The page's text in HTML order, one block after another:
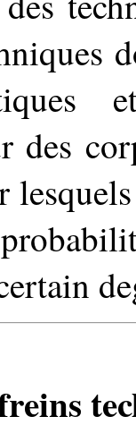
des